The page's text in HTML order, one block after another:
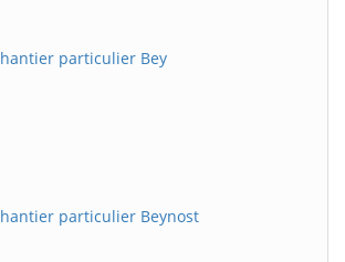
particulier Bey
particulier Beynost